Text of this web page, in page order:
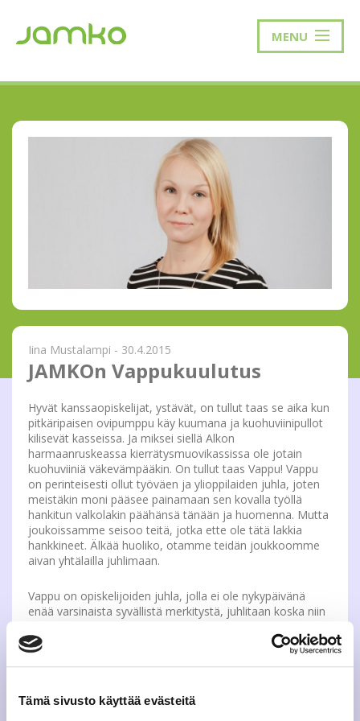
Tämä sivusto käyttää evästeitä
MENU
Iina Mustalampi - 30.4.2015
JAMKOn Vappukuulutus
Hyvät kanssaopiskelijat, ystävät, on tullut taas se aika kun
pitkäripaisen ovipumppu käy kuumana ja kuohuviinipullot
kilisevät kasseissa. Ja miksei siellä Alkon
harmaanruskeassa kierrätysmuovikassissa ole jotain
kuohuviiniä väkevämpääkin. On tullut taas Vappu! Vappu
on perinteisesti ollut työväen ja ylioppilaiden juhla, joten
meistäkin moni pääsee painamaan sen kovalla työllä
hankitun valkolakin päähänsä tänään ja huomenna. Mutta
joukoissamme seisoo teitä, jotka ette ole tätä lakkia
hankkineet. Älkää huoliko, otamme teidän joukkoomme
aivan yhtälailla juhlimaan.
Vappu on opiskelijoiden juhla, jolla ei ole nykypäivänä
enää varsinaista syvällistä merkitystä, juhlitaan koska niin
Opiskelijoiden juhlana se ei jaottele ketään sen mukaan,
onko käynyt ammattikoulun vai lukion vai näiden
yhdistelmän. Jokainen on tehnyt töitä sen eteen, jotta nyt
ammattikorkeakoulussa. Me olemme nykyään kaikki yhtä!